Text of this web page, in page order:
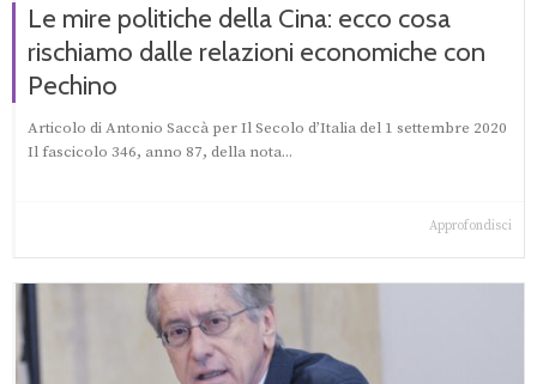
Le mire politiche della Cina: ecco cosa
rischiamo dalle relazioni economiche con
Pechino
Articolo di Antonio Saccà per Il Secolo d’Italia del 1 settembre 2020
Il fascicolo 346, anno 87, della nota...
Approfondisci